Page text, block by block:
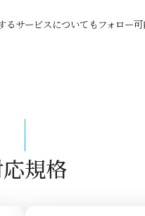
サービスについてもフォロー可
規格